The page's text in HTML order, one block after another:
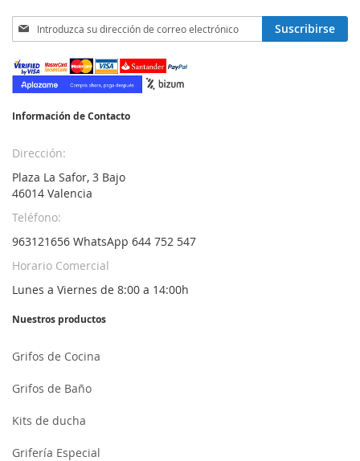
Inscríbase
a
nuestro
boletín
de
Suscribirse
Información de Contacto
Dirección:
Plaza La Safor, 3 Bajo
46014 Valencia
Teléfono:
963121656 WhatsApp 644 752 547
Horario Comercial
Lunes a Viernes de 8:00 a 14:00h
Nuestros productos
Grifos de Cocina
Grifos de Baño
Kits de ducha
Grifería Especial